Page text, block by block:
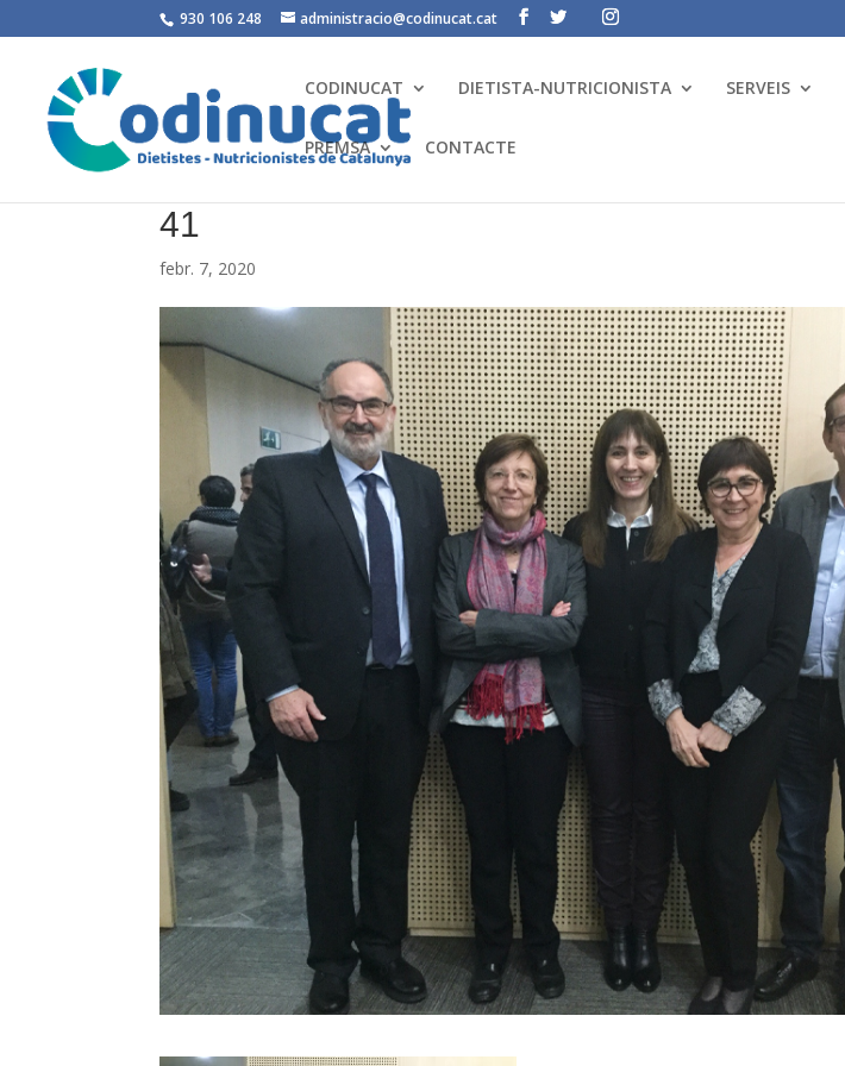
930 106 248 administracio@codinucat.cat
CODINUCAT DIETISTA-NUTRICIONISTA SERVEIS
PREMSA CONTACTE
41
febr. 7, 2020